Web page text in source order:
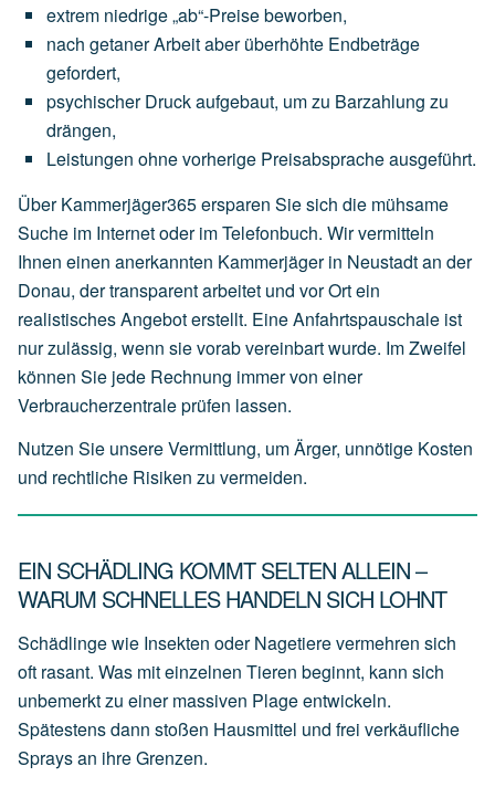
extrem niedrige„ab“-Preisebeworben,
nach getanerArbeitaber überhöhte Endbeträge
gefordert,
psychischer Druckaufgebaut, umzu Barzahlung zu
drängen,
Leistungen ohnevorherige Preisabspracheausgeführt.
Über Kammerjäger365 ersparen Sie sich die mühsame
Suche im Internet oder im Telefonbuch. Wir vermitteln
Ihnen einen anerkannten Kammerjäger in Neustadt an der
Donau, der transparent arbeitet und vor Ort ein
realistisches Angebot erstellt. Eine Anfahrtspauschale ist
nur zulässig, wenn sie vorab vereinbart wurde. Im Zweifel
können Sie jede Rechnung immer von einer
Verbraucherzentrale prüfen lassen.
Nutzen Sie unsere Vermittlung, um Ärger, unnötige Kosten
und rechtliche Risiken zu vermeiden.
EIN SCHÄDLING KOMMT SELTEN ALLEIN –
WARUM SCHNELLES HANDELN SICH LOHNT
Schädlinge wie Insekten oder Nagetiere vermehren sich
oft rasant. Was mit einzelnen Tieren beginnt, kann sich
unbemerkt zu einer massiven Plage entwickeln.
Spätestens dann stoßen Hausmittel und frei verkäufliche
Sprays an ihre Grenzen.